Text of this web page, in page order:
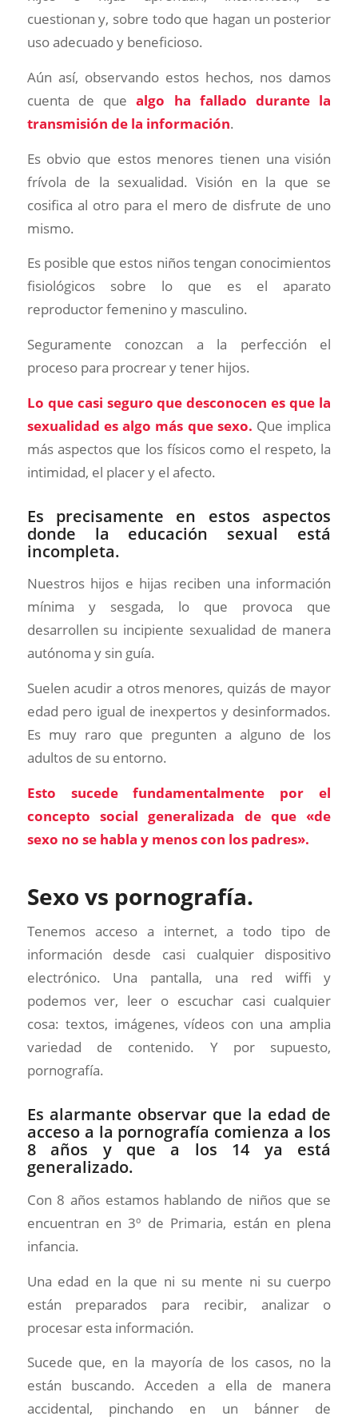
cuestionan y, sobre todo que hagan un posterior
uso adecuado y beneficioso.
Aún así, observando estos hechos, nos damos
cuenta de que algo ha fallado durante la
transmisión de la información.
Es obvio que estos menores tienen una visión
frívola de la sexualidad. Visión en la que se
cosifica al otro para el mero de disfrute de uno
mismo.
Es posible que estos niños tengan conocimientos
fisiológicos sobre lo que es el aparato
reproductor femenino y masculino.
Seguramente conozcan a la perfección el
proceso para procrear y tener hijos.
Lo que casi seguro que desconocen es que la
sexualidad es algo más que sexo. Que implica
más aspectos que los físicos como el respeto, la
intimidad, el placer y el afecto.
Es precisamente en estos aspectos
donde la educación sexual está
incompleta.
Nuestros hijos e hijas reciben una información
mínima y sesgada, lo que provoca que
desarrollen su incipiente sexualidad de manera
autónoma y sin guía.
Suelen acudir a otros menores, quizás de mayor
edad pero igual de inexpertos y desinformados.
Es muy raro que pregunten a alguno de los
adultos de su entorno.
Esto sucede fundamentalmente por el
concepto social generalizada de que «de
sexo no se habla y menos con los padres».
Sexo vs pornografía.
Tenemos acceso a internet, a todo tipo de
información desde casi cualquier dispositivo
electrónico. Una pantalla, una red wiffi y
podemos ver, leer o escuchar casi cualquier
cosa: textos, imágenes, vídeos con una amplia
variedad de contenido. Y por supuesto,
pornografía.
Es alarmante observar que la edad de
acceso a la pornografía comienza a los
8 años y que a los 14 ya está
generalizado.
Con 8 años estamos hablando de niños que se
encuentran en 3º de Primaria, están en plena
infancia.
Una edad en la que ni su mente ni su cuerpo
están preparados para recibir, analizar o
procesar esta información.
Sucede que, en la mayoría de los casos, no la
están buscando. Acceden a ella de manera
accidental, pinchando en un bánner de